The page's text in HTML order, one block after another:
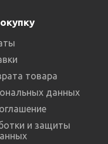
товара
данных
и защиты